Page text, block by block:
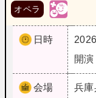
オペラ
日時
開
会場 兵庫